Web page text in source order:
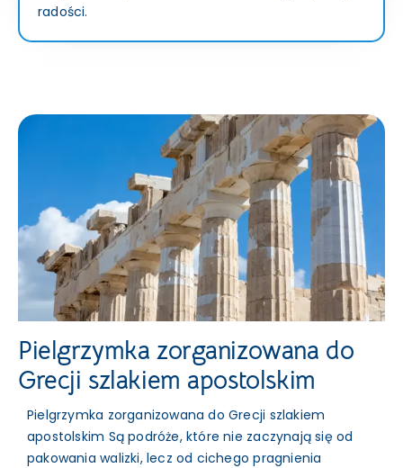
radości.
Pielgrzymka zorganizowana do
Grecji szlakiem apostolskim
Pielgrzymka zorganizowana do Grecji szlakiem
apostolskim Są podróże, które nie zaczynają się od
pakowania walizki, lecz od cichego pragnienia